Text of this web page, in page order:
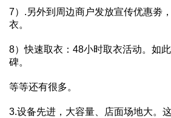
7）.另外到周边商户发放宣传优惠劵
衣。
8）快速取衣：48小时取衣活动。如此
碑。
等等还有很多。
3.设备先进，大容量、店面场地大。